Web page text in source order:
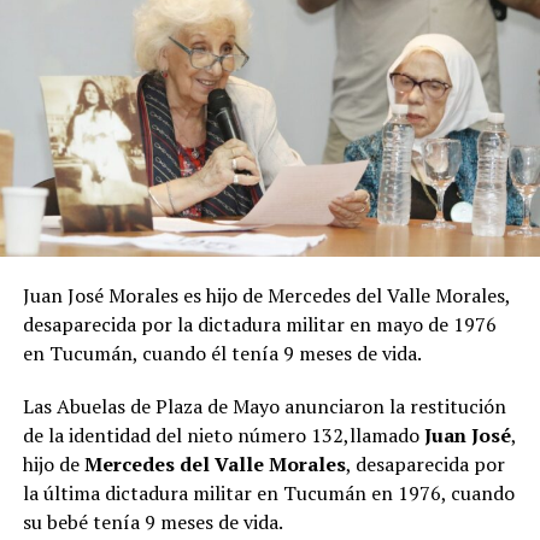
Evo Morales , ex presidente boliviano y uno de los
principales líderes de la región, sostuvo que los
deber de proteger los recursos estratégicos, como el
litio; distribuir las riquezas para enfrentar la creciente
desigualdad; y avanzar en un proyecto de moneda
común para América Latina y el Caribe.
Juan José Morales es hijo de Mercedes del Valle Morales,
desaparecida por la dictadura militar en mayo de 1976
en Tucumán, cuando él tenía 9 meses de vida.
Las Abuelas de Plaza de Mayo anunciaron la restitución
de la identidad del nieto número 132,llamadoJuan José,
hijo deMercedes del Valle Morales, desaparecida por
la última dictadura militar en Tucumán en 1976, cuando
su bebé tenía 9 meses de vida.